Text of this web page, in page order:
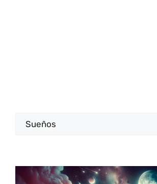
Categorías